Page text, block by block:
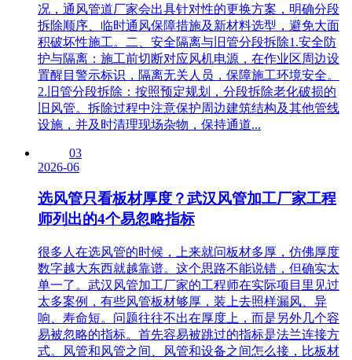
况，通风管道厂家会出具针对性的更换方案，明确分段
拆除顺序、临时通风保障措施及新材料选型，避免大面
积破坏性施工。二、安全隔离与旧管分段拆除1.安全防
护与隔离：施工前切断对应风机电源，在作业区周边设
置醒目警示标识，隔离无关人员，保障施工环境安全。
2.旧管分段拆除：按照预定规划，分段拆除老化破损的
旧风管。拆除过程中注意保护周边建筑结构及其他管线
设施，并及时清理现场杂物，保持通道...
03
2026-06
选风管只看板材厚度？武汉风管加工厂家工程
师列出的4个易忽略指标
很多人在选风管的时候，上来就问板材多厚，仿佛厚度
数字越大东西就越靠谱。这个思路不能说错，但确实太
单一了。武汉风管加工厂家的工程师在实际项目里见过
太多案例，有些风管板材够厚，装上去照样漏风、异
响、寿命短。问题往往不出在厚度上，而是另外几个容
易被忽略的指标。首先容易被跳过的指标是法兰连接方
式。风管和风管之间、风管和设备之间怎么接，比板材